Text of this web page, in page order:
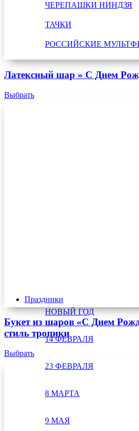
ЧЕРЕПАШКИ НИНДЗЯ
ТАЧКИ
РОССИЙСКИЕ
Праздники
НОВЫЙ ГОД
14 ФЕВРАЛЯ
23 ФЕВРАЛЯ
8 МАРТА
9 МАЯ
Латексный шар » С Днем
Выбрать
Букет из шаров «С Днем
стиль тропики
Выбрать